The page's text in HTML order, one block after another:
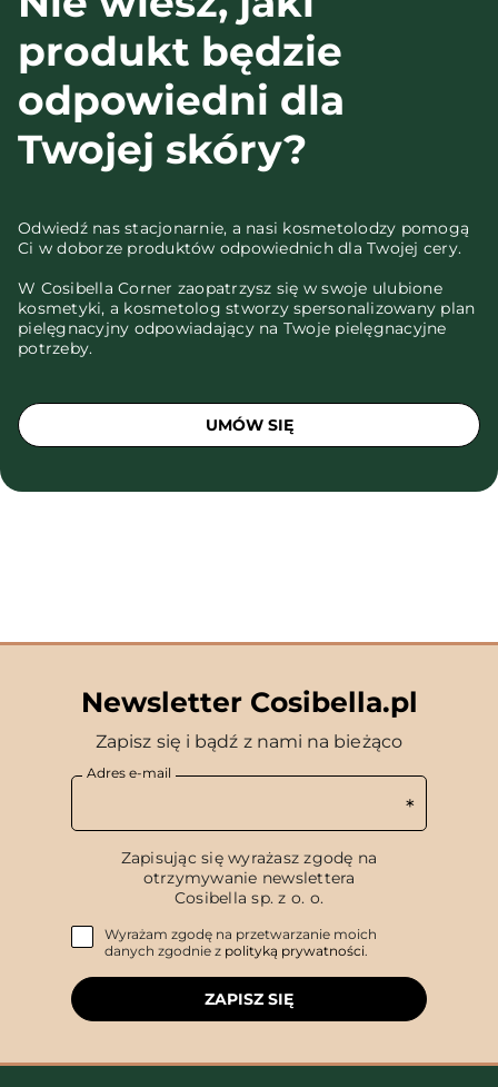
produkt będzie
odpowiedni dla
Twojej skóry?
Odwiedź nas stacjonarnie, a nasi kosmetolodzy pomogą
Ci w doborze produktów odpowiednich dla Twojej cery.
W Cosibella Corner zaopatrzysz się w swoje ulubione
kosmetyki, a kosmetolog stworzy spersonalizowany plan
pielęgnacyjny odpowiadający na Twoje pielęgnacyjne
potrzeby.
UMÓW SIĘ
Newsletter Cosibella.pl
Zapisz się i bądź z nami na bieżąco
Adres e-mail
Zapisując się wyrażasz zgodę na
otrzymywanie newslettera
Cosibella sp. z o. o.
Wyrażam zgodę na przetwarzanie moich
danych zgodnie z polityką prywatności.
ZAPISZ SIĘ